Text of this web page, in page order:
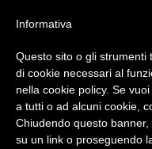
Informativa
Questo sito o gli strumenti
di cookie necessari al
nella cookie policy. Se
a tutti o ad alcuni cookie,
Chiudendo questo
su un link o proseguendo